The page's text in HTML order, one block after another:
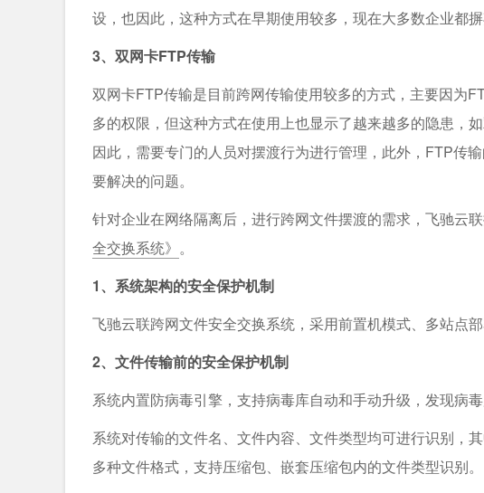
设，也因此，这种方式在早期使用较多，现在大多数企业都摒
3、双网卡FTP传输
双网卡FTP传输是目前跨网传输使用较多的方式，主要因为
多的权限，但这种方式在使用上也显示了越来越多的隐患，
因此，需要专门的人员对摆渡行为进行管理，此外，FTP传
要解决的问题。
针对企业在网络隔离后，进行跨网文件摆渡的需求，飞驰云
全交换系统》 。
1、系统架构的安全保护机制
飞驰云联跨网文件安全交换系统，采用前置机模式、多站点
2、文件传输前的安全保护机制
系统内置防病毒引擎，支持病毒库自动和手动升级，发现病
系统对传输的文件名、文件内容、文件类型均可进行识别，
多种文件格式，支持压缩包、嵌套压缩包内的文件类型识别。